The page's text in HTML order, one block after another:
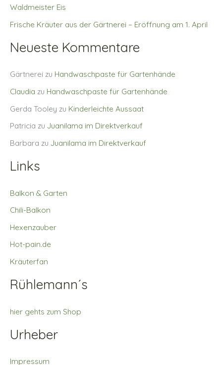
Waldmeister Eis
Frische Kräuter aus der Gärtnerei – Eröffnung am 1. April
Neueste Kommentare
Gärtnerei zu Handwaschpaste für Gartenhände
Claudia zu Handwaschpaste für Gartenhände
Gerda Tooley zu Kinderleichte Aussaat
Patricia zu Juanilama im Direktverkauf
Barbara zu Juanilama im Direktverkauf
Links
Balkon & Garten
Chili-Balkon
Hexenzauber
Hot-pain.de
Kräuterfan
Rühlemann´s
hier gehts zum Shop
Urheber
Impressum